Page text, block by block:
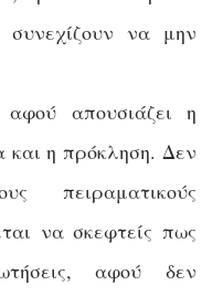
συνεχίζουν να μην
απουσιάζει η
και η πρόκληση. Δεν
πειραματικούς
να σκεφτείς πως
αφού δεν